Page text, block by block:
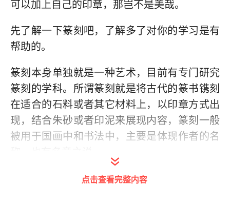
可以加上自己的印章，那岂不是美哉。
先了解一下篆刻吧，了解多了对你的学习是有
帮助的。
篆刻本身单独就是一种艺术，目前有专门研究
篆刻的学科。所谓篆刻就是将古代的篆书镌刻
在适合的石料或者其它材料上，以印章方式出
现，结合朱砂或者印泥来展现内容，篆刻一般
被用于国画中和书法中，主要是体现作者的名
从篆刻镌刻的手法上来讲，篆刻分为了阴刻和
点击查看完整内容